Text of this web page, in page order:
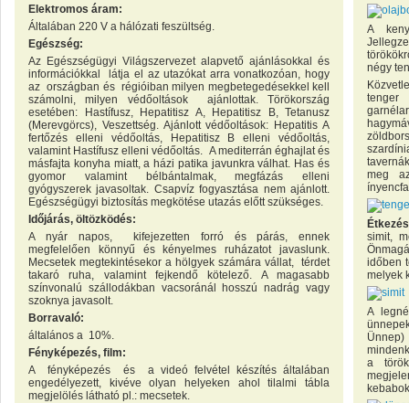
Elektromos áram:
Általában 220 V a hálózati feszültség.
Egészség:
Az Egészségügyi Világszervezet alapvető ajánlásokkal és
információkkal látja el az utazókat arra vonatkozóan, hogy
az országban és régióiban milyen megbetegedésekkel kell
számolni, milyen védőoltások ajánlottak. Törökország
esetében: Hastífusz, Hepatitisz A, Hepatitisz B, Tetanusz
(Merevgörcs), Veszettség. Ajánlott védőoltások: Hepatitis A
fertőzés elleni védőoltás, Hepatitisz B elleni védőoltás,
valamint Hastífusz elleni védőoltás. A mediterrán éghajlat és
másfajta konyha miatt, a házi patika javunkra válhat. Has és
gyomor valamint bélbántalmak, megfázás elleni
gyógyszerek javasoltak. Csapvíz fogyasztása nem ajánlott.
Egészségügyi biztosítás megkötése utazás előtt szükséges.
Időjárás, öltözködés:
A nyár napos, kifejezetten forró és párás, ennek
megfelelően könnyű és kényelmes ruházatot javaslunk.
Mecsetek megtekintésekor a hölgyek számára vállat, térdet
takaró ruha, valamint fejkendő kötelező. A magasabb
színvonalú szállodákban vacsoránál hosszú nadrág vagy
szoknya javasolt.
Borravaló:
általános a 10%.
Fényképezés, film:
A fényképezés és a videó felvétel készítés általában
engedélyezett, kivéve olyan helyeken ahol tilalmi tábla
megjelölés látható pl.: mecsetek.
A
négy
tenger
meg
simit,
időben
melyek
A
a